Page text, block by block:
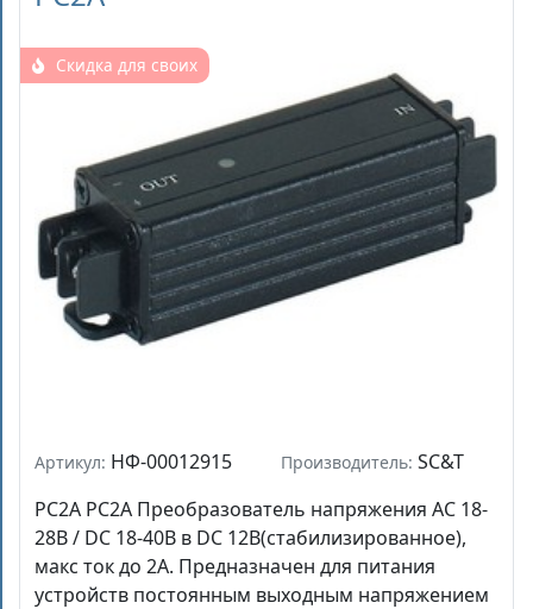
Скидка для своих
Артикул: НФ-00012915 Производитель: SC&T
PC2A PC2A Преобразователь напряжения AC 18-
28В / DC 18-40В в DC 12В(стабилизированное),
макс ток до 2A. Предназначен для питания
устройств постоянным выходным напряжением